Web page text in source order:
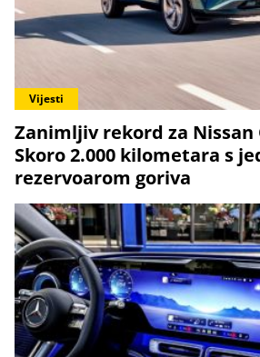
Vijesti
Zanimljiv rekord za Nissan
Skoro 2.000 kilometara s
rezervoarom goriva